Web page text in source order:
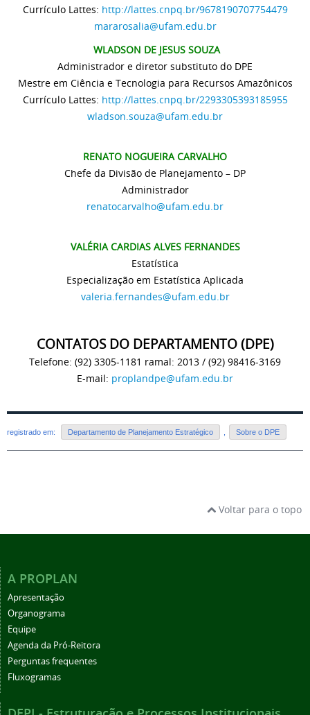
Currículo Lattes: http://lattes.cnpq.br/9678190707754479
mararosalia@ufam.edu.br
WLADSON DE JESUS SOUZA
Administrador e diretor substituto do DPE
Mestre em Ciência e Tecnologia para Recursos Amazônicos
Currículo Lattes: http://lattes.cnpq.br/2293305393185955
wladson.souza@ufam.edu.br
RENATO NOGUEIRA CARVALHO
Chefe da Divisão de Planejamento – DP
Administrador
renatocarvalho@ufam.edu.br
VALÉRIA CARDIAS ALVES FERNANDES
Estatística
Especialização em Estatística Aplicada
valeria.fernandes@ufam.edu.br
CONTATOS DO DEPARTAMENTO (DPE)
Telefone: (92) 3305-1181 ramal: 2013 / (92) 98416-3169
E-mail: proplandpe@ufam.edu.br
registrado em: Departamento de Planejamento Estratégico Sobre o DPE
Voltar para o topo
A PROPLAN
Apresentação
Organograma
Equipe
Agenda da Pró-Reitora
Perguntas frequentes
Fluxogramas